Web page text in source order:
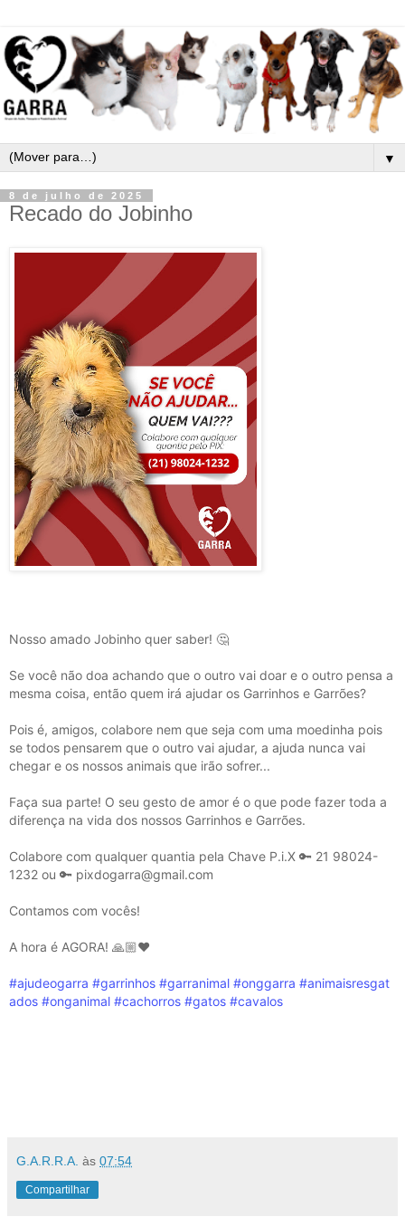
▼
8 de julho de 2025
Recado do Jobinho
Nosso amado Jobinho quer saber! 🤔
Se você não doa achando que o outro vai doar e o outro pensa a
mesma coisa, então quem irá ajudar os Garrinhos e Garrões?
Pois é, amigos, colabore nem que seja com uma moedinha pois
se todos pensarem que o outro vai ajudar, a ajuda nunca vai
chegar e os nossos animais que irão sofrer...
Faça sua parte! O seu gesto de amor é o que pode fazer toda a
diferença na vida dos nossos Garrinhos e Garrões.
Colabore com qualquer quantia pela Chave P.i.X 🔑 21 98024-
1232 ou 🔑 pixdogarra@gmail.com
Contamos com vocês!
A hora é AGORA! 🙏🏼❤️
#ajudeogarra #garrinhos #garranimal #onggarra #animaisresgat
ados #onganimal #cachorros #gatos #cavalos
G.A.R.R.A. às 07:54
Compartilhar